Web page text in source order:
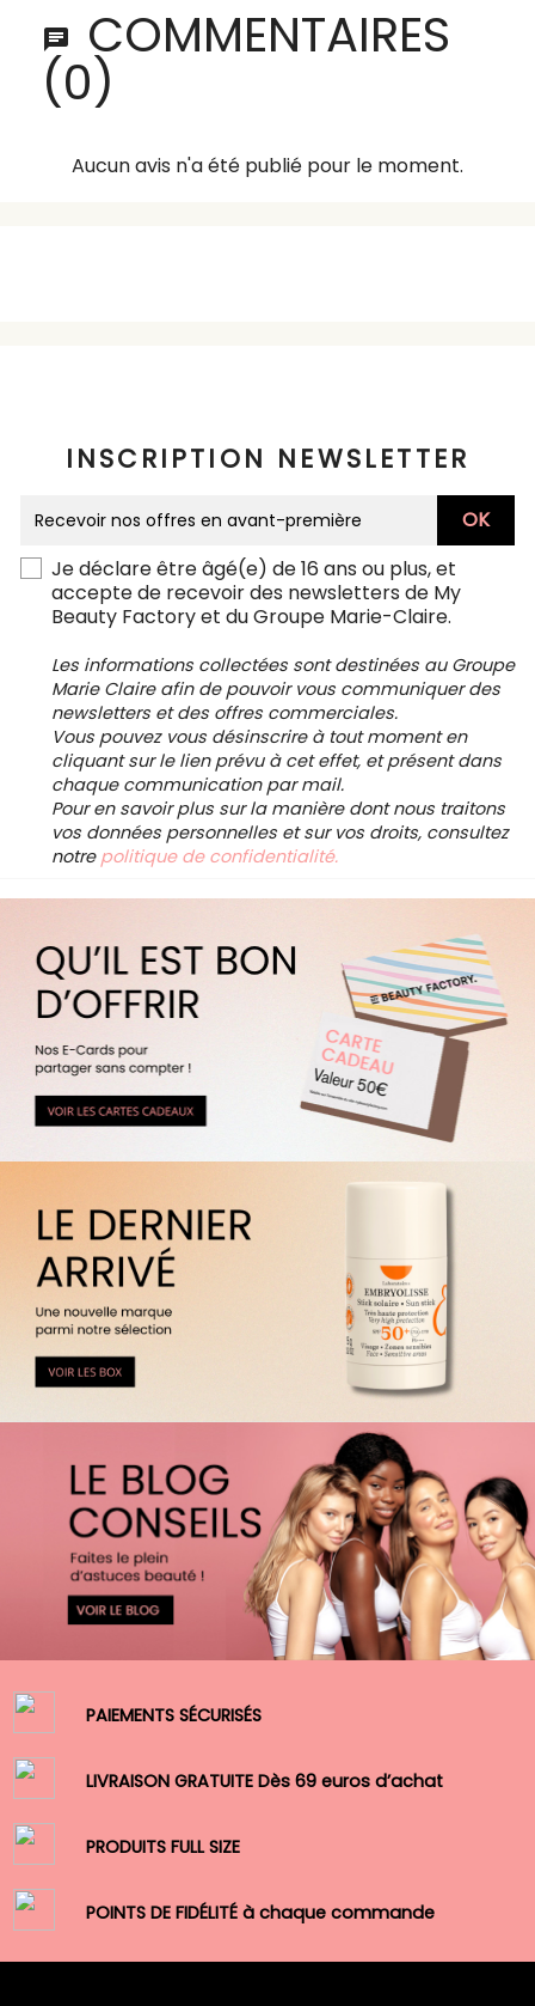
COMMENTAIRES
(0)
Aucun avis n'a été publié pour le moment.
INSCRIPTION NEWSLETTER
Je déclare être âgé(e) de 16 ans ou plus, et
accepte de recevoir des newsletters de My
Beauty Factory et du Groupe Marie-Claire.
Les informations collectées sont destinées au Groupe
Marie Claire afin de pouvoir vous communiquer des
newsletters et des offres commerciales.
Vous pouvez vous désinscrire à tout moment en
cliquant sur le lien prévu à cet effet, et présent dans
chaque communication par mail.
Pour en savoir plus sur la manière dont nous traitons
vos données personnelles et sur vos droits, consultez
notre politique de confidentialité.
PAIEMENTS SÉCURISÉS
LIVRAISON GRATUITE Dès 69 euros d’achat
PRODUITS FULL SIZE
POINTS DE FIDÉLITÉ à chaque commande